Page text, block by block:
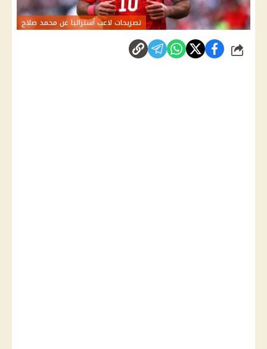
تصريحات لاعب أستراليا عن محمد صلاح
شارك